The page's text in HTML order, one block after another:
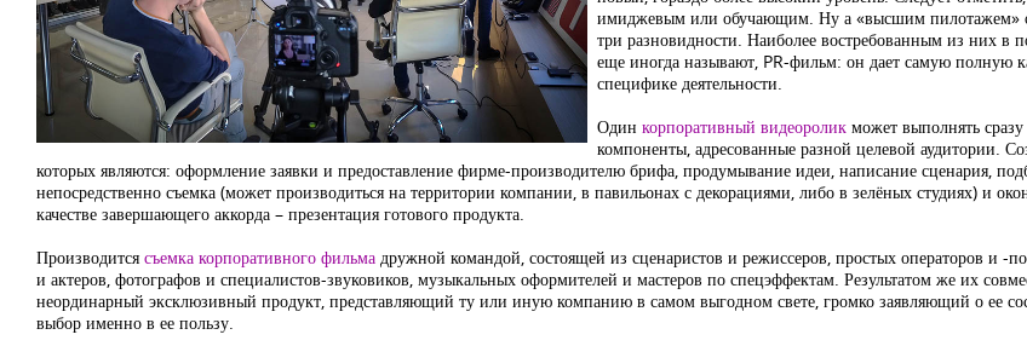
имиджевым или обучающим. Ну а «высшим пилотажем»
три разновидности. Наиболее востребованным из них в
еще иногда называют, PR-фильм: он дает самую полную
специфике деятельности.
Один корпоративный видеороликможет выполнять сразу
компоненты, адресованные разной целевой аудитории.
которых являются: оформление заявки и предоставление фирме-производителю брифа, продумывание идеи, написание сценария,
непосредственно съемка (может производиться на территории компании, в павильонах с декорациями, либо в зелёных студиях) и
качестве завершающего аккорда – презентация готового продукта.
Производится съемка корпоративного фильма дружной командой, состоящей из сценаристов и режиссеров, простых операторов и -
и актеров, фотографов и специалистов-звуковиков, музыкальных оформителей и мастеров по спецэффектам. Результатом же их
неординарный эксклюзивный продукт, представляющий ту или иную компанию в самом выгодном свете, громко заявляющий о ее
выбор именно в ее пользу.